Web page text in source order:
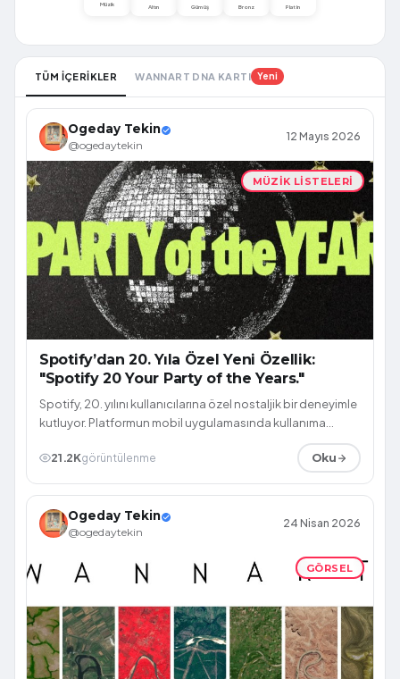
Müzik Altın Gümüş Bronz Platin
TÜM İÇERİKLER WANNART DNA KARTI Yeni
Ogeday Tekin
@ogedaytekin
12 Mayıs 2026
MÜZIK LISTELERI
Spotify’dan 20. Yıla Özel Yeni Özellik:
"Spotify 20 Your Party of the Years."
Spotify, 20. yılını kullanıcılarına özel nostaljik bir deneyimle
kutluyor. Platformun mobil uygulamasında kullanıma
21.2Kgörüntülenme Oku
Ogeday Tekin
@ogedaytekin
24 Nisan 2026
GÖRSEL